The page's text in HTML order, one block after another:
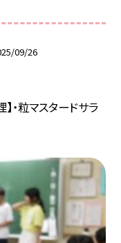
09/26
・粒マスタードサラ